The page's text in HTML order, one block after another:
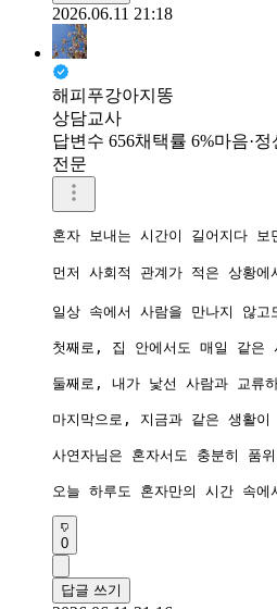
2026.06.11 21:18
해피푸강아지똥
상담교사
답변수 656채택률 6%마음·
전문
혼자 보내는 시간이 길어지다
먼저 사회적 관계가 적은 상황
일상 속에서 사람을 만나지 않
첫째로, 집 안에서도 매일 같은
둘째로, 내가 낯선 사람과 교류
마지막으로, 지금과 같은 생활
사연자님은 혼자서도 충분히 품
오늘 하루도 혼자만의 시간 속
0
답글 쓰기